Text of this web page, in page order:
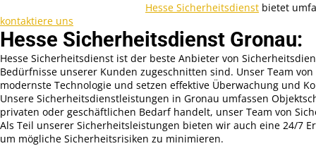
Hesse Sicherheitsdienst bietet
kontaktiere uns
Hesse Sicherheitsdienst Gronau:
Hesse Sicherheitsdienst ist der beste Anbieter von
Bedürfnisse unserer Kunden zugeschnitten sind. Unser Team
modernste Technologie und setzen effektive Überwachung und
Unsere Sicherheitsdienstleistungen in Gronau umfassen
privaten oder geschäftlichen Bedarf handelt, unser Team von
Als Teil unserer Sicherheitsleistungen bieten wir auch eine 24/7
um mögliche Sicherheitsrisiken zu minimieren.